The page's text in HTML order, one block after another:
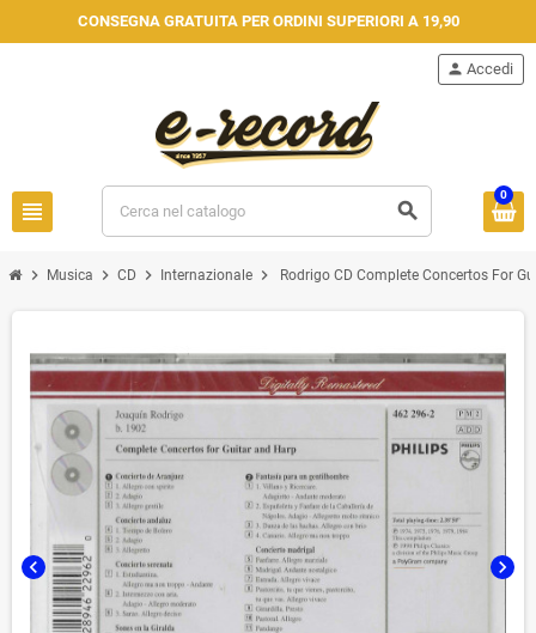
CONSEGNA GRATUITA PER ORDINI SUPERIORI A 19,90
view_headline search
person Accedi
0
chevron_right Musica chevron_right CD chevron_right Internazionale chevron_right Rodrigo CD Complete Concertos For
chevron_left chevron_right